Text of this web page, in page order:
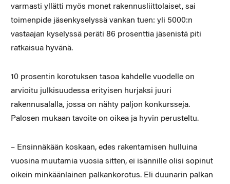
varmasti yllätti myös monet rakennusliittolaiset, sai
toimenpide jäsenkyselyssä vankan tuen: yli 5000:n
vastaajan kyselyssä peräti 86 prosenttia jäsenistä piti
ratkaisua hyvänä.
10 prosentin korotuksen tasoa kahdelle vuodelle on
arvioitu julkisuudessa erityisen hurjaksi juuri
rakennusalalla, jossa on nähty paljon konkursseja.
Palosen mukaan tavoite on oikea ja hyvin perusteltu.
– Ensinnäkään koskaan, edes rakentamisen hulluina
vuosina muutamia vuosia sitten, ei isännille olisi sopinut
oikein minkäänlainen palkankorotus. Eli duunarin palkan